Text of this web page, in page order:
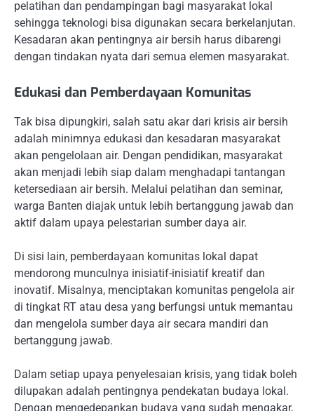
pelatihan dan pendampingan bagi masyarakat lokal
sehingga teknologi bisa digunakan secara berkelanjutan.
Kesadaran akan pentingnya air bersih harus dibarengi
dengan tindakan nyata dari semua elemen masyarakat.
Edukasi dan Pemberdayaan Komunitas
Tak bisa dipungkiri, salah satu akar dari krisis air bersih
adalah minimnya edukasi dan kesadaran masyarakat
akan pengelolaan air. Dengan pendidikan, masyarakat
akan menjadi lebih siap dalam menghadapi tantangan
ketersediaan air bersih. Melalui pelatihan dan seminar,
warga Banten diajak untuk lebih bertanggung jawab dan
aktif dalam upaya pelestarian sumber daya air.
Di sisi lain, pemberdayaan komunitas lokal dapat
mendorong munculnya inisiatif-inisiatif kreatif dan
inovatif. Misalnya, menciptakan komunitas pengelola air
di tingkat RT atau desa yang berfungsi untuk memantau
dan mengelola sumber daya air secara mandiri dan
bertanggung jawab.
Dalam setiap upaya penyelesaian krisis, yang tidak boleh
dilupakan adalah pentingnya pendekatan budaya lokal.
Dengan mengedepankan budaya yang sudah mengakar,